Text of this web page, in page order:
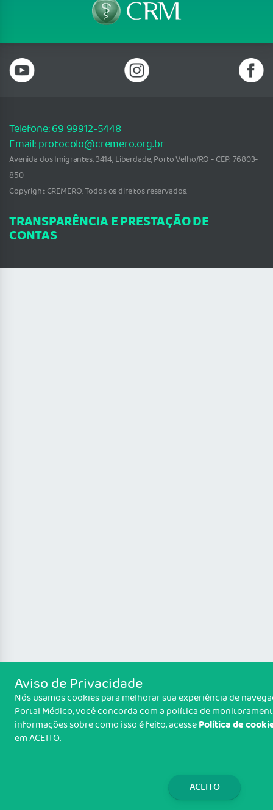
Telefone: 69 99912-5448
Email: protocolo@cremero.org.br
Avenida dos Imigrantes, 3414, Liberdade, Porto Velho/RO - CEP: 76803-
850
Copyright CREMERO. Todos os direitos reservados.
TRANSPARÊNCIA E PRESTAÇÃO DE
CONTAS
Aviso de Privacidade
Nós usamos cookies para melhorar sua experiência de
Portal Médico, você concorda com a política de
informações sobre como isso é feito, acessePolítica de
em ACEITO.
ACEITO